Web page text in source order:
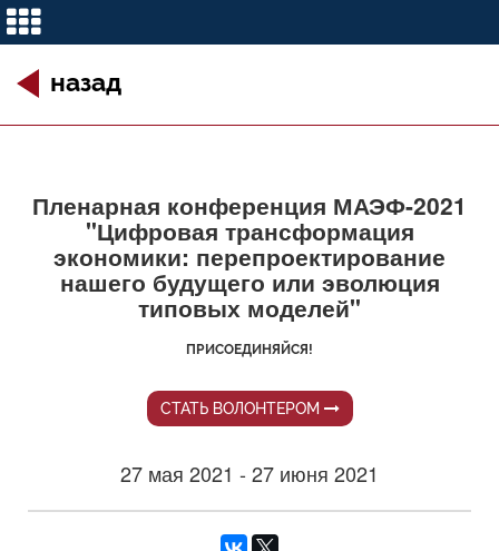
назад
Пленарная конференция МАЭФ-2021
"Цифровая трансформация
экономики: перепроектирование
нашего будущего или эволюция
типовых моделей"
ПРИСОЕДИНЯЙСЯ!
СТАТЬ ВОЛОНТЕРОМ
27 мая 2021 - 27 июня 2021